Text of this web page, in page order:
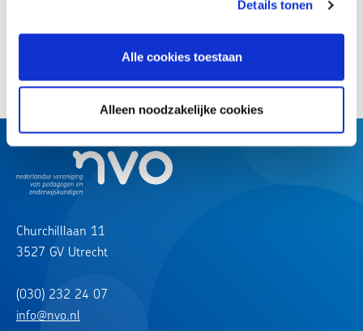
Details tonen
Alle cookies toestaan
Alleen noodzakelijke cookies
Terug naar overzicht
Deel deze uitspraak:
Churchilllaan 11
3527 GV Utrecht
(030) 232 24 07
info@nvo.nl